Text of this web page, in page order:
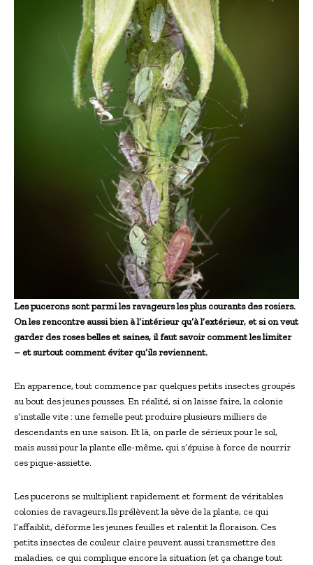
Les pucerons sont parmi les ravageurs les plus courants des rosiers.
On les rencontre aussi bien à l’intérieur qu’à l’extérieur, et si on veut
garder des roses belles et saines, il faut savoir comment les limiter
– et surtout comment éviter qu’ils reviennent.
En apparence, tout commence par quelques petits insectes groupés
au bout des jeunes pousses. En réalité, si on laisse faire, la colonie
s’installe vite : une femelle peut produire plusieurs milliers de
descendants en une saison. Et là, on parle de sérieux pour le sol,
mais aussi pour la plante elle-même, qui s’épuise à force de nourrir
ces pique-assiette.
Les pucerons se multiplient rapidement et forment de véritables
colonies de ravageurs.Ils prélèvent la sève de la plante, ce qui
l’affaiblit, déforme les jeunes feuilles et ralentit la floraison. Ces
petits insectes de couleur claire peuvent aussi transmettre des
maladies, ce qui complique encore la situation (et ça change tout